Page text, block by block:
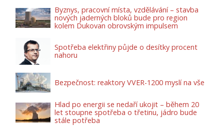
Byznys, pracovní místa, vzdělávání – stavba
nových jaderných bloků bude pro region
kolem Dukovan obrovským impulsem
Spotřeba elektřiny půjde o desítky procent
nahoru
Bezpečnost: reaktory VVER-1200 myslí na vše
Hlad po energii se nedaří ukojit – během 20
let stoupne spotřeba o třetinu, jádro bude
stále potřeba